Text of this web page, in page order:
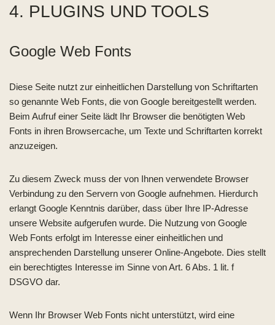
4. PLUGINS UND TOOLS
Google Web Fonts
Diese Seite nutzt zur einheitlichen Darstellung von Schriftarten
so genannte Web Fonts, die von Google bereitgestellt werden.
Beim Aufruf einer Seite lädt Ihr Browser die benötigten Web
Fonts in ihren Browsercache, um Texte und Schriftarten korrekt
anzuzeigen.
Zu diesem Zweck muss der von Ihnen verwendete Browser
Verbindung zu den Servern von Google aufnehmen. Hierdurch
erlangt Google Kenntnis darüber, dass über Ihre IP-Adresse
unsere Website aufgerufen wurde. Die Nutzung von Google
Web Fonts erfolgt im Interesse einer einheitlichen und
ansprechenden Darstellung unserer Online-Angebote. Dies stellt
ein berechtigtes Interesse im Sinne von Art. 6 Abs. 1 lit. f
DSGVO dar.
Wenn Ihr Browser Web Fonts nicht unterstützt, wird eine